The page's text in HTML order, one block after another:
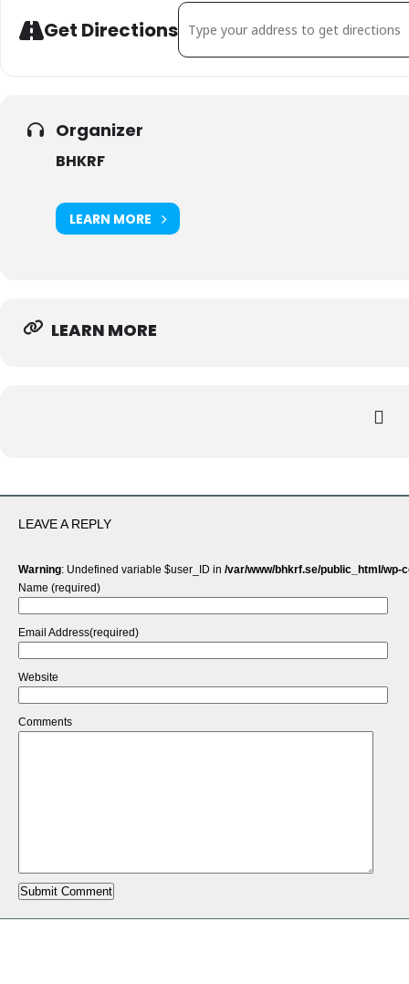
Get Directions
Address - Kvinnoriksförbundets 30:e
Organizer
BHKRF
LEARN MORE
LEARN MORE
LEAVE A REPLY
Warning: Undefined variable $user_ID in /var/www/bhkrf.se/public_html/
Name (required)
Email Address(required)
Website
Comments